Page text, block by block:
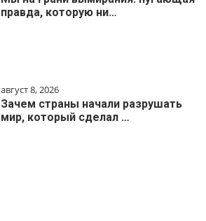
правда, которую ни…
август 8, 2026
Зачем страны начали разрушать
мир, который сделал …